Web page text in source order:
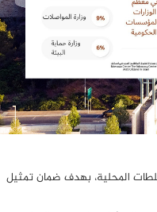
المحلية، بهدف ضمان تمثيل